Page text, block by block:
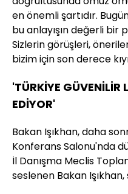
en önemli şartıdır.
bu anlayışın değerli bir
Sizlerin görüşleri,
bizim için son derece
'TÜRKİYE
EDİYOR'
Bakan Işıkhan, daha
Konferans Salonu'nda
İl Danışma Meclis
seslenen Bakan Işıkhan,